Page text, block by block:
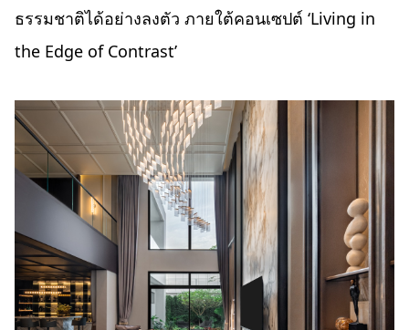
ธรรมชาติได้อย่างลงตัว ภายใต้คอนเซปต์ ‘Living in
the Edge of Contrast’